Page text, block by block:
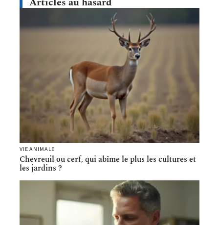
VIE ANIMALE
Chevreuil ou cerf, qui abîme le plus les cultures et
les jardins ?